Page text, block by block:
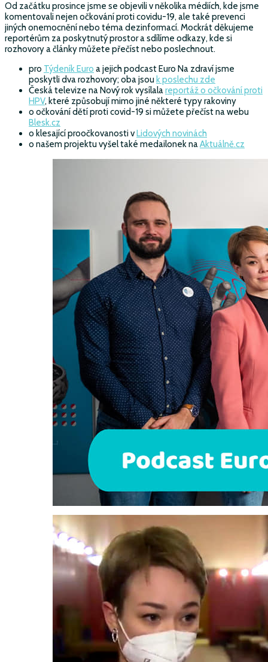
Od začátku prosince jsme se objevili v několika médiích, kde jsme
komentovali nejen očkování proti covidu-19, ale také prevenci
jiných onemocnění nebo téma dezinformací. Mockrát děkujeme
reportérům za poskytnutý prostor a sdílíme odkazy, kde si
rozhovory a články můžete přečíst nebo poslechnout.
pro Týdeník Euro a jejich podcast Euro Na zdraví jsme
poskytli dva rozhovory; oba jsou k poslechu zde
Česká televize na Nový rok vysílalareportáž o očkování proti
HPV, které způsobují mimo jiné některé typy rakoviny
o očkování dětí proti covid-19 si můžete přečíst na webu
Blesk.cz
o klesající proočkovanosti vLidových novinách
o našem projektu vyšel také medailonek naAktuálně.cz